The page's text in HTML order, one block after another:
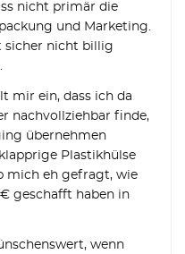
nicht primär die
und Marketing.
sicher nicht billig
mir ein, dass ich da
nachvollziehbar finde,
übernehmen
Plastikhülse
mich eh gefragt, wie
geschafft haben in
wenn